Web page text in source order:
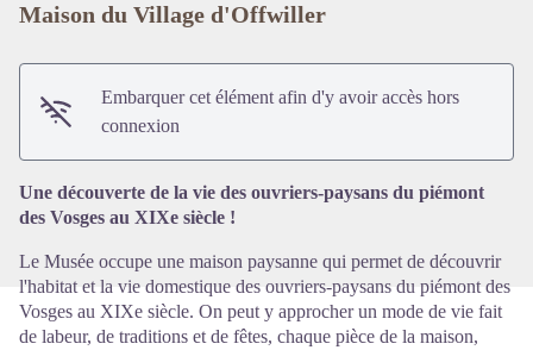
Voir l'image en plein écran
Maison du Village d'Offwiller
Embarquer cet élément afin d'y avoir accès hors
connexion
Une découverte de la vie des ouvriers-paysans du piémont
des Vosges au XIXe siècle !
Le Musée occupe une maison paysanne qui permet de découvrir
l'habitat et la vie domestique des ouvriers-paysans du piémont des
Vosges au XIXe siècle. On peut y approcher un mode de vie fait
de labeur, de traditions et de fêtes, chaque pièce de la maison,